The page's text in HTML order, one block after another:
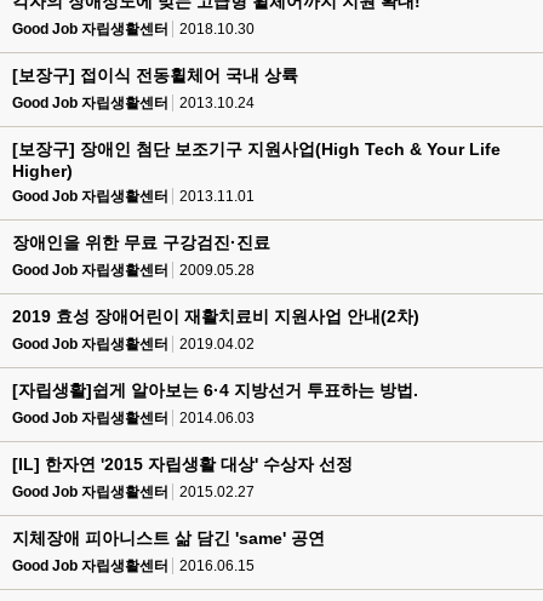
Good Job 자립생활센터 2018.10.30
[보장구] 접이식 전동휠체어 국내 상륙
Good Job 자립생활센터 2013.10.24
[보장구] 장애인 첨단 보조기구 지원사업(High Tech & Your Life
Higher)
Good Job 자립생활센터 2013.11.01
장애인을 위한 무료 구강검진·진료
Good Job 자립생활센터 2009.05.28
2019 효성 장애어린이 재활치료비 지원사업 안내(2차)
Good Job 자립생활센터 2019.04.02
[자립생활]쉽게 알아보는 6·4 지방선거 투표하는 방법.
Good Job 자립생활센터 2014.06.03
[IL] 한자연 '2015 자립생활 대상' 수상자 선정
Good Job 자립생활센터 2015.02.27
지체장애 피아니스트 삶 담긴 'same' 공연
Good Job 자립생활센터 2016.06.15